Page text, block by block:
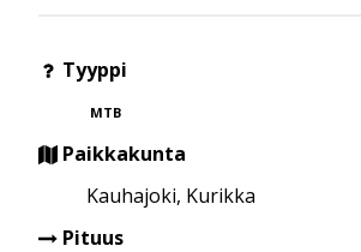
Tyyppi
MTB
Paikkakunta
Kauhajoki, Kurikka
Pituus